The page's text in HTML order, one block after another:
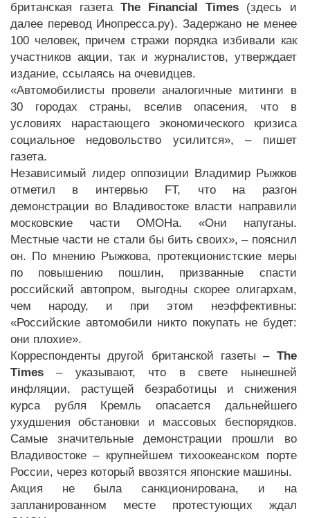
британская газетаThe Financial Times (здесь и
далее перевод Инопресса.ру). Задержано не менее
100 человек, причем стражи порядка избивали как
участников акции, так и журналистов, утверждает
издание, ссылаясь на очевидцев.
«Автомобилисты провели аналогичные митинги в
30 городах страны, вселив опасения, что в
условиях нарастающего экономического кризиса
социальное недовольство усилится», – пишет
газета.
Независимый лидер оппозиции Владимир Рыжков
отметил в интервью FT, что на разгон
демонстрации во Владивостоке власти направили
московские части ОМОНа. «Они напуганы.
Местные части не стали бы бить своих», – пояснил
он. По мнению Рыжкова, протекционистские меры
по повышению пошлин, призванные спасти
российский автопром, выгодны скорее олигархам,
чем народу, и при этом неэффективны:
«Российские автомобили никто покупать не будет:
они плохие».
Корреспонденты другой британской газеты – The
Times – указывают, что в свете нынешней
инфляции, растущей безработицы и снижения
курса рубля Кремль опасается дальнейшего
ухудшения обстановки и массовых беспорядков.
Самые значительные демонстрации прошли во
Владивостоке – крупнейшем тихоокеанском порте
России, через который ввозятся японские машины.
Акция не была санкционирована, и на
запланированном месте протестующих ждал